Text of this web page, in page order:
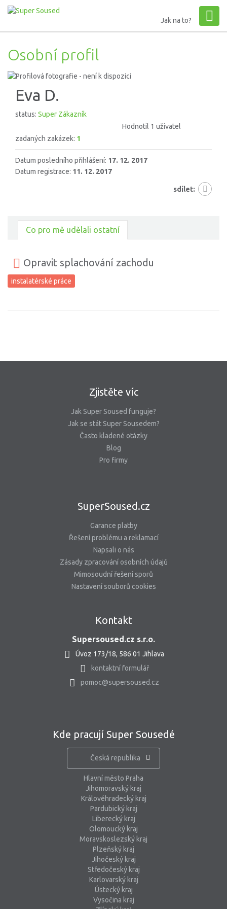
Jak na to?
Osobní profil
Eva D.
status: Super Zákazník
Hodnotil 1 uživatel
zadaných zakázek: 1
Datum posledního přihlášení: 17. 12. 2017
Datum registrace: 11. 12. 2017
sdílet:
Co pro mě udělali ostatní
Opravit splachování zachodu
instalatérské práce
Zjistěte víc
Jak Super Soused funguje?
Jak se stát Super Sousedem?
Často kladené otázky
Blog
Pro firmy
SuperSoused.cz
Garance platby
Řešení problému a reklamací
Napsali o nás
Zásady zpracování osobních údajů
Mimosoudní řešení sporů
Nastavení souborů cookies
Kontakt
Supersoused.cz s.r.o.
Úvoz 173/18, 586 01 Jihlava
kontaktní formulář
pomoc@supersoused.cz
Kde pracují Super Sousedé
Česká republika
Hlavní město Praha
Jihomoravský kraj
Královéhradecký kraj
Pardubický kraj
Liberecký kraj
Olomoucký kraj
Moravskoslezský kraj
Plzeňský kraj
Jihočeský kraj
Středočeský kraj
Karlovarský kraj
Ústecký kraj
Vysočina kraj